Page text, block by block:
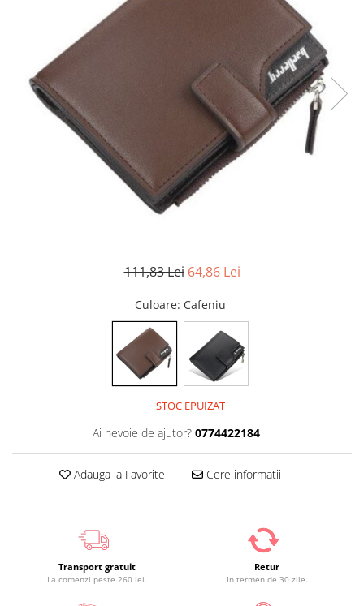
111,83 Lei 64,86 Lei
Culoare: Cafeniu
STOC EPUIZAT
Ai nevoie de ajutor? 0774422184
Adauga la Favorite Cere informatii
Transport gratuit
La comenzi peste 260 lei.
Retur
In termen de 30 zile.